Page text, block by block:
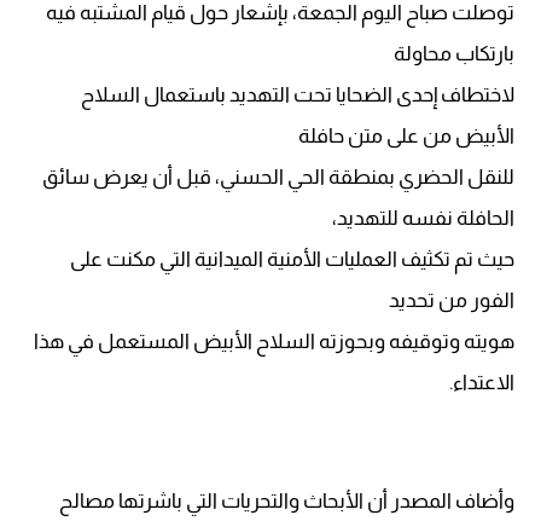
توصلت صباح اليوم الجمعة، بإشعار حول قيام المشتبه فيه
بارتكاب محاولة
لاختطاف إحدى الضحايا تحت التهديد باستعمال السلاح
الأبيض من على متن حافلة
للنقل الحضري بمنطقة الحي الحسني، قبل أن يعرض سائق
الحافلة نفسه للتهديد،
حيث تم تكثيف العمليات الأمنية الميدانية التي مكنت على
الفور من تحديد
هويته وتوقيفه وبحوزته السلاح الأبيض المستعمل في هذا
الاعتداء.
وأضاف المصدر أن الأبحاث والتحريات التي باشرتها مصالح